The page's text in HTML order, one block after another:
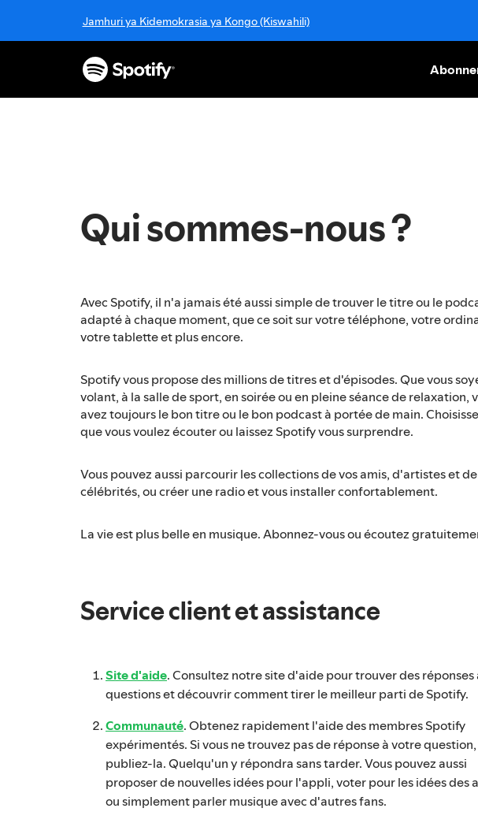
s
r
Jamhuri ya Kidemokrasia ya Kongo (Kiswahili)
Qui sommes-nous ?
Avec Spotify, il n'a jamais été aussi simple de trouver le titre ou le
adapté à chaque moment, que ce soit sur votre téléphone, votre
votre tablette et plus encore.
Spotify vous propose des millions de titres et d'épisodes. Que vous
volant, à la salle de sport, en soirée ou en pleine séance de relaxation,
avez toujours le bon titre ou le bon podcast à portée de main.
que vous voulez écouter ou laissez Spotify vous surprendre.
Vous pouvez aussi parcourir les collections de vos amis, d'artistes et de
célébrités, ou créer une radio et vous installer confortablement.
La vie est plus belle en musique. Abonnez-vous ou écoutez
Service client et assistance
Site d'aide. Consultez notre site d'aide pour trouver des réponses
questions et découvrir comment tirer le meilleur parti de Spotify.
Communauté. Obtenez rapidement l'aide des membres Spotify
expérimentés. Si vous ne trouvez pas de réponse à votre question,
publiez-la. Quelqu'un y répondra sans tarder. Vous pouvez aussi
proposer de nouvelles idées pour l'appli, voter pour les idées des
ou simplement parler musique avec d'autres fans.